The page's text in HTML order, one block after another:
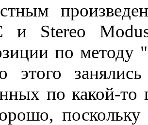
и Stereo
по методу
этого
по какой-то
поскольку